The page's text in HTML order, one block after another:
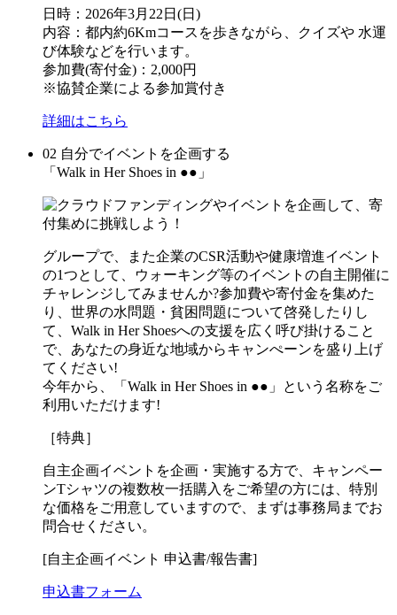
日時：2026年3月22日(日)
内容：都内約6Kmコースを歩きながら、クイズや 水運
び体験などを行います。
参加費(寄付金)：2,000円
※協賛企業による参加賞付き
詳細はこちら
02 自分でイベントを企画する
「Walk in Her Shoes in ●●」
グループで、また企業のCSR活動や健康増進イベント
の1つとして、ウォーキング等のイベントの自主開催に
チャレンジしてみませんか?参加費や寄付金を集めた
り、世界の水問題・貧困問題について啓発したりし
て、Walk in Her Shoesへの支援を広く呼び掛けること
で、あなたの身近な地域からキャンぺーンを盛り上げ
てください!
今年から、「Walk in Her Shoes in ●●」という名称をご
利用いただけます!
［特典］
自主企画イベントを企画・実施する方で、キャンペー
ンTシャツの複数枚一括購入をご希望の方には、特別
な価格をご用意していますので、まずは事務局までお
問合せください。
[自主企画イベント 申込書/報告書]
申込書フォーム